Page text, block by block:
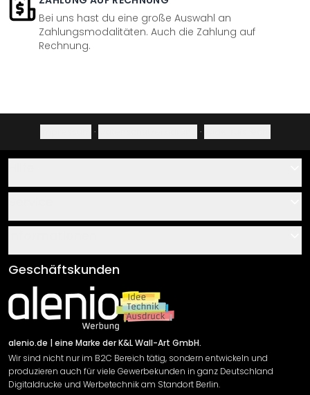
Bei uns hast du eine große Auswahl an
Zahlungsmodalitäten. Auch die Zahlung auf
Rechnung.
· ·
Über uns
Klebe- und Montageanleitungen
Newsletter An-/Abmeldung
Sendungsverfolgung
AGB
Impressum
Versand & Zahlung
Rücksendung
Widerrufsrecht
Datenschutzerklärung
Geschäftskunden
alenio.de | eine Marke der K&L Wall-Art GmbH.
Wir sind nicht nur im B2C Bereich tätig, sondern entwickeln und
produzieren auch für viele Gewerbekunden in ganz Deutschland
Digitaldrucke und Werbetechnik am Standort Berlin.